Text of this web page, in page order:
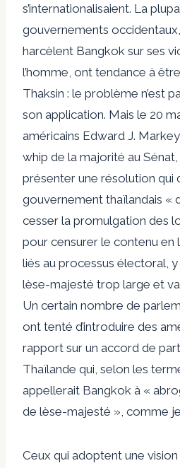
s’internationalisaient. La
gouvernements
harcèlent Bangkok sur ses
l’homme, ont tendance à
Thaksin : le problème n’est
son application. Mais le 20
américains Edward J.
whip de la majorité au
présenter une résolution qui
gouvernement thaïlandais «
cesser la promulgation des
pour censurer le contenu en
liés au processus électoral,
lèse-majesté trop large et
Un certain nombre de
ont tenté d’introduire des
rapport sur un accord de
Thaïlande qui, selon les
appellerait Bangkok à «
de lèse-majesté », comme
Ceux qui adoptent une